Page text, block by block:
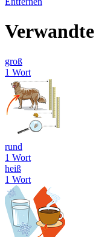
groß
1 Wort
rund
1 Wort
heiß
1 Wort